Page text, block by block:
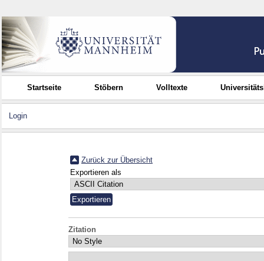
Startseite Stöbern Volltexte
Login
Zurück zur Übersicht
Exportieren als
Zitation